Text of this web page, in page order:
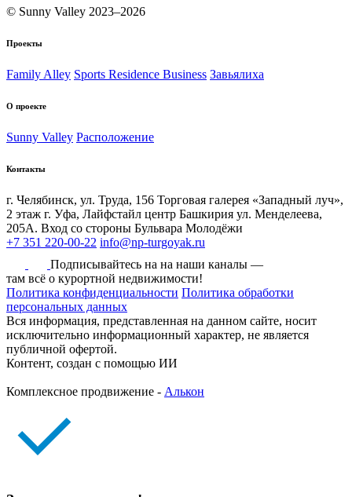
© Sunny Valley 2023–2026
Проекты
Family Alley Sports Residence Business Завьялиха
О проекте
Sunny Valley Расположение
Контакты
г. Челябинск, ул. Труда, 156 Торговая галерея «Западный луч»,
2 этаж г. Уфа, Лайфстайл центр Башкирия ул. Менделеева,
205А. Вход со стороны Бульвара Молодёжи
+7 351 220-00-22 info@np-turgoyak.ru
Подписывайтесь на на наши каналы —
там всё о курортной недвижимости!
Политика конфиденциальности Политика обработки
персональных данных
Вся информация, представленная на данном сайте, носит
исключительно информационный характер, не является
публичной офертой.
Контент, создан с помощью ИИ
Комплексное продвижение - Алькон